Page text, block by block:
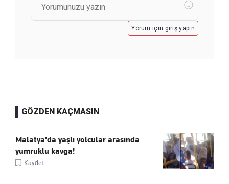
Yorum için giriş yapın
GÖZDEN KAÇMASIN
Malatya'da yaşlı yolcular arasında
yumruklu kavga!
Kaydet